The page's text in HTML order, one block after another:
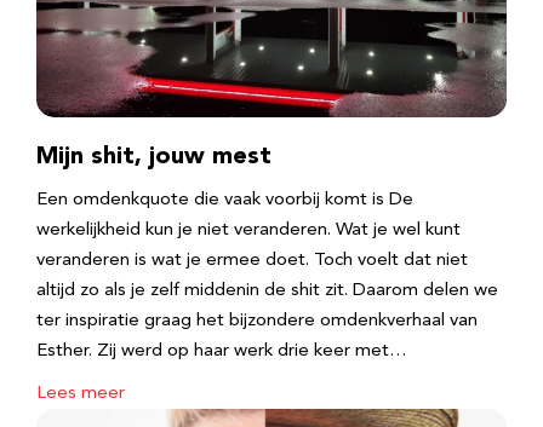
Mijn shit, jouw mest
Een omdenkquote die vaak voorbij komt is De
werkelijkheid kun je niet veranderen. Wat je wel kunt
veranderen is wat je ermee doet. Toch voelt dat niet
altijd zo als je zelf middenin de shit zit. Daarom delen we
ter inspiratie graag het bijzondere omdenkverhaal van
Esther. Zij werd op haar werk drie keer met…
Lees meer